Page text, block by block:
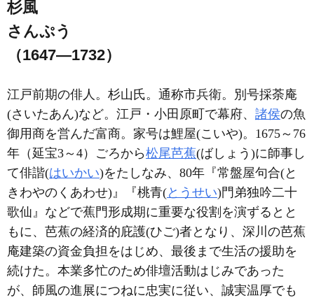
杉風
さんぷう
（1647―1732）
江戸前期の俳人。杉山氏。通称市兵衛。別号採荼庵
(さいたあん)など。江戸・小田原町で幕府、 諸侯の魚
御用商を営んだ富商。家号は鯉屋(こいや)。1675～76
年（延宝3～4）ごろから松尾芭蕉(ばしょう)に師事し
て俳諧(はいかい)をたしなみ、80年『常盤屋句合(と
きわやのくあわせ)』『桃青(とうせい)門弟独吟二十
歌仙』などで蕉門形成期に重要な役割を演ずるとと
もに、芭蕉の経済的庇護(ひご)者となり、深川の芭蕉
庵建築の資金負担をはじめ、最後まで生活の援助を
続けた。本業多忙のため俳壇活動はじみであった
が、師風の進展につねに忠実に従い、誠実温厚でも